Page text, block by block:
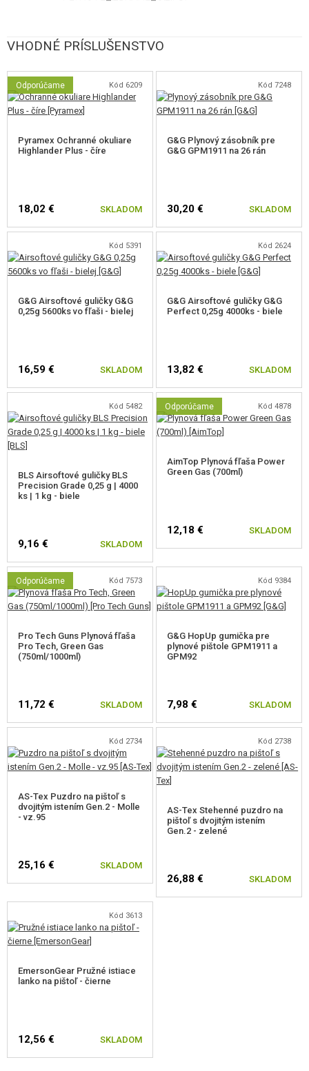
Rotačná prepúšťacia klapka
Pistole GX45 MkV
Zásobník
Kľúč na nastavovanie hop-up v tvare nábojnice .45 ACP
Prepravný kufrík
G&G ARMAMENT
spracovania, pokročilú elektroniku, veľmi dobrý výkon vďaka & nbsp;
VHODNÉ PRÍSLUŠENSTVO
Odporúčame Kód 6209
Pyramex Ochranné okuliare
Highlander Plus - číre
18,02 € SKLADOM
Kód 7248
G&G Plynový zásobník pre
G&G GPM1911 na 26 rán
30,20 € SKLADOM
Kód 5391
G&G Airsoftové guličky G&G
0,25g 5600ks vo fľaši - bielej
16,59 € SKLADOM
Kód 2624
G&G Airsoftové guličky G&G
Perfect 0,25g 4000ks - biele
13,82 € SKLADOM
Kód 5482
BLS Airsoftové guličky BLS
Precision Grade 0,25 g | 4000
ks | 1 kg - biele
9,16 € SKLADOM
Odporúčame Kód 4878
AimTop Plynová fľaša Power
Green Gas (700ml)
12,18 € SKLADOM
Odporúčame Kód 7573
Pro Tech Guns Plynová fľaša
Pro Tech, Green Gas
(750ml/1000ml)
11,72 € SKLADOM
Kód 9384
G&G HopUp gumička pre
plynové pištole GPM1911 a
GPM92
7,98 € SKLADOM
Kód 2734
AS-Tex Puzdro na pištoľ s
dvojitým istením Gen.2 - Molle
- vz.95
25,16 € SKLADOM
Kód 2738
AS-Tex Stehenné puzdro na
pištoľ s dvojitým istením
Gen.2 - zelené
26,88 € SKLADOM
Kód 3613
EmersonGear Pružné istiace
lanko na pištoľ - čierne
12,56 € SKLADOM